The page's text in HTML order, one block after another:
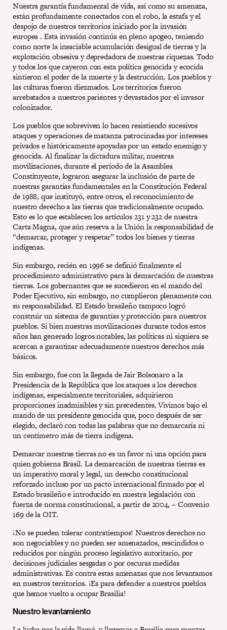
Nuestra garantía fundamental de vida, así como su amenaza,
están profundamente conectados con el robo, la estafa y el
despojo de nuestros territorios iniciado por la invasión
europea . Esta invasión continúa en pleno apogeo, teniendo
como norte la insaciable acumulación desigual de tierras y la
explotación obsesiva y depredadora de nuestras riquezas. Todo
y todos los que cayeron con esta política genocida y ecocida
sintieron el poder de la muerte y la destrucción. Los pueblos y
las culturas fueron diezmados. Los territorios fueron
arrebatados a nuestros parientes y devastados por el invasor
colonizador.
Los pueblos que sobreviven lo hacen resistiendo sucesivos
ataques y operaciones de matanza patrocinadas por intereses
privados e históricamente apoyadas por un estado enemigo y
genocida. Al finalizar la dictadura militar, nuestras
movilizaciones, durante el período de la Asamblea
Constituyente, lograron asegurar la inclusión de parte de
nuestras garantías fundamentales en la Constitución Federal
de 1988, que instituyó, entre otros, el reconocimiento de
nuestro derecho a las tierras que tradicionalmente ocupado.
Esto es lo que establecen los artículos 231 y 232 de nuestra
Carta Magna, que aún reserva a la Unión la responsabilidad de
“demarcar, proteger y respetar” todos los bienes y tierras
indígenas.
Sin embargo, recién en 1996 se definió finalmente el
procedimiento administrativo para la demarcación de nuestras
tierras. Los gobernantes que se sucedieron en el mando del
Poder Ejecutivo, sin embargo, no cumplieron plenamente con
su responsabilidad. El Estado brasileño tampoco logró
construir un sistema de garantías y protección para nuestros
pueblos. Si bien nuestras movilizaciones durante todos estos
años han generado logros notables, las políticas ni siquiera se
acercan a garantizar adecuadamente nuestros derechos más
básicos.
Sin embargo, fue con la llegada de Jair Bolsonaro a la
Presidencia de la República que los ataques a los derechos
indígenas, especialmente territoriales, adquirieron
proporciones inadmisibles y sin precedentes. Vivimos bajo el
mando de un presidente genocida que, poco después de ser
elegido, declaró con todas las palabras que no demarcaría ni
un centímetro más de tierra indígena.
Demarcar nuestras tierras no es un favor ni una opción para
quien gobierna Brasil. La demarcación de nuestras tierras es
un imperativo moral y legal, un derecho constitucional
reforzado incluso por un pacto internacional firmado por el
Estado brasileño e introducido en nuestra legislación con
fuerza de norma constitucional, a partir de 2004, – Convenio
169 de la OIT.
¡No se pueden tolerar contratiempos! Nuestros derechos no
son negociables y no pueden ser amenazados, rescindidos o
reducidos por ningún proceso legislativo autoritario, por
decisiones judiciales sesgadas o por oscuras medidas
administrativas. Es contra estas amenazas que nos levantamos
en nuestros territorios. ¡Es para defender a nuestros pueblos
que hemos vuelto a ocupar Brasilia!
Nuestro levantamiento